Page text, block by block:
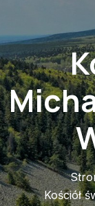
Kościół